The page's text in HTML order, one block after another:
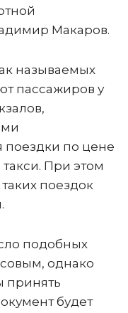
Макаров.
называемых
пассажиров у
поездки по цене
При этом
поездок
подобных
однако
принять
будет